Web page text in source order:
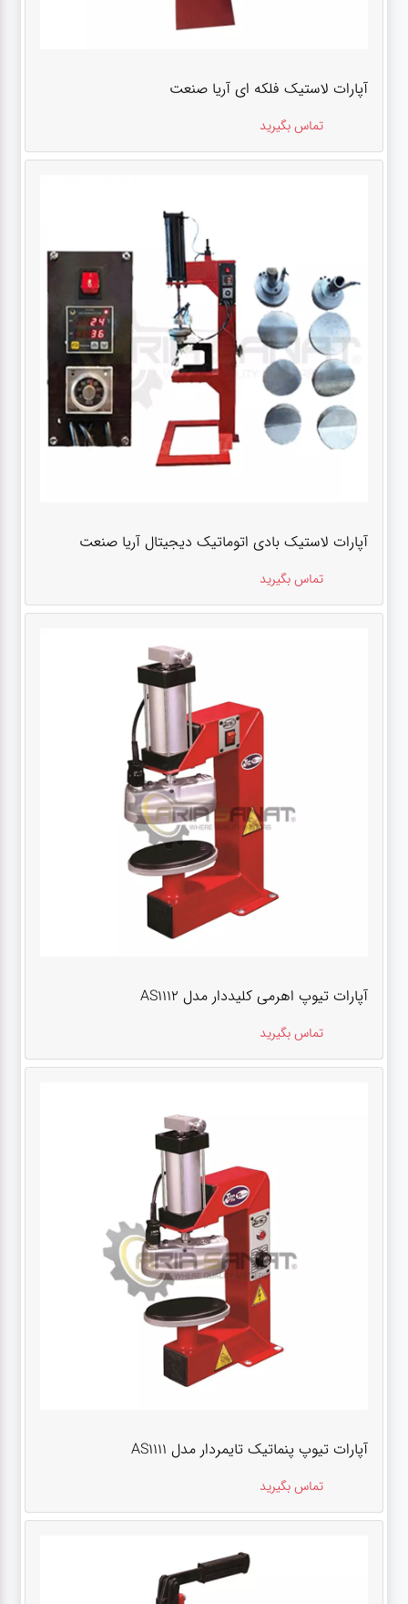
آپارات لاستیک فلکه ای آریا صنعت
تماس بگیرید
آپارات لاستیک بادی اتوماتیک دیجیتال آریا صنعت
تماس بگیرید
آپارات تیوپ اهرمی کلیددار مدل AS1112
تماس بگیرید
آپارات تیوپ پنماتیک تایمردار مدل AS1111
تماس بگیرید